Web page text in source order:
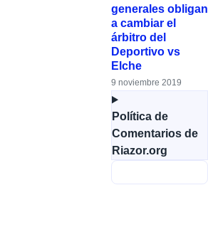
generales obligan
a cambiar el
árbitro del
Deportivo vs
Elche
9 noviembre 2019
Política de
Comentarios de
Riazor.org